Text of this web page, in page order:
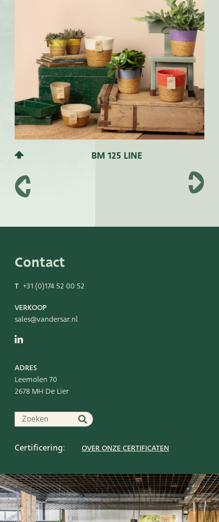
BM 125 LINE
Contact
T +31 (0)174 52 00 52
VERKOOP
sales@vandersar.nl
ADRES
Leemolen 70
2678 MH De Lier
Certificering: OVER ONZE CERTIFICATEN